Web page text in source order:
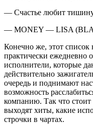
— Счастье любит
— MONEY — LISA
Конечно же, этот список
практически ежедневно
исполнители, которые
действительно
очередь и поднимают
возможность
компанию. Так что стоит
выходят хиты, какие
строчки в чартах.